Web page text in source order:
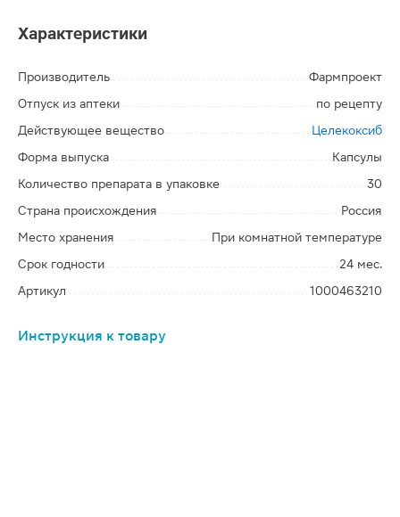
Характеристики
Производитель
Фармпроект
Отпуск из аптеки
по рецепту
Действующее вещество
Целекоксиб
Форма выпуска
Капсулы
Количество препарата в упаковке
30
Страна происхождения
Россия
Место хранения
При комнатной температуре
Срок годности
24 мес.
Артикул
1000463210
Инструкция к товару